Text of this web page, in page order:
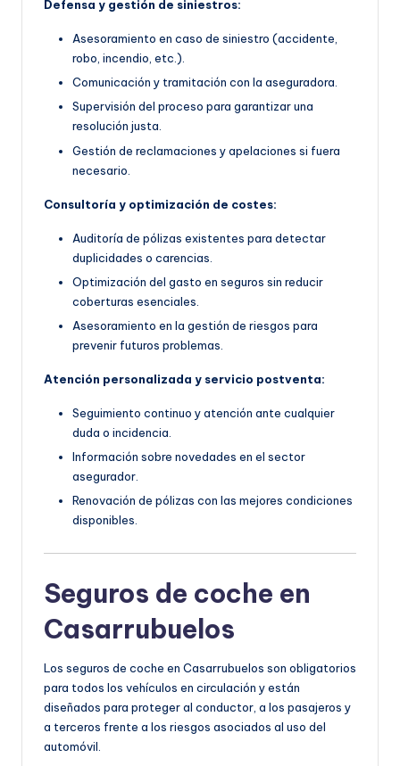
Defensa y gestión de siniestros:
Asesoramiento en caso de siniestro (accidente,
robo, incendio, etc.).
Comunicación y tramitación con la aseguradora.
Supervisión del proceso para garantizar una
resolución justa.
Gestión de reclamaciones y apelaciones si fuera
necesario.
Consultoría y optimización de costes:
Auditoría de pólizas existentes para detectar
duplicidades o carencias.
Optimización del gasto en seguros sin reducir
coberturas esenciales.
Asesoramiento en la gestión de riesgos para
prevenir futuros problemas.
Atención personalizada y servicio postventa:
Seguimiento continuo y atención ante cualquier
duda o incidencia.
Información sobre novedades en el sector
asegurador.
Renovación de pólizas con las mejores condiciones
disponibles.
Seguros de coche en
Casarrubuelos
Los seguros de coche en Casarrubuelos son obligatorios
para todos los vehículos en circulación y están
diseñados para proteger al conductor, a los pasajeros y
a terceros frente a los riesgos asociados al uso del
automóvil.